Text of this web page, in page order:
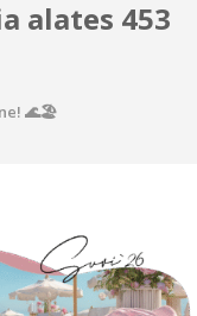
alates 453
🌊🏖️